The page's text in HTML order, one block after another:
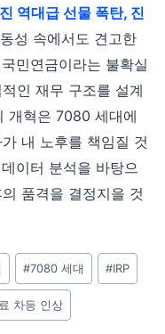
역대급 선물 폭탄, 진
성 속에서도 견고한
민연금이라는 불확실
인 재무 구조를 설계
개혁은 7080 세대에
가 내 노후를 책임질 것
이터 분석을 바탕으
품격을 결정지을 것
#7080 세대 #IRP
차등 인상